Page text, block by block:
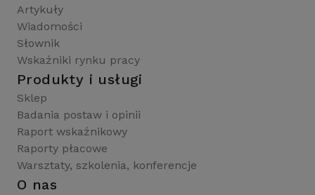
Artykuły
Wiadomości
Słownik
Wskaźniki rynku pracy
Produkty i usługi
Sklep
Badania postaw i opinii
Raport wskaźnikowy
Raporty płacowe
Warsztaty, szkolenia, konferencje
O nas